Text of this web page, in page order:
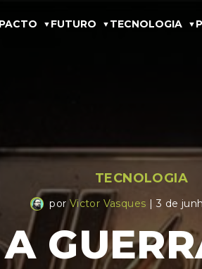
FUTURO TECNOLOGIA
TECNOLOGIA
porVictor Vasques | 3 de